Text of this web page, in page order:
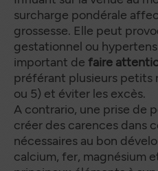
surcharge pondérale
grossesse. Elle peut
gestationnel ou
important de faire
préférant plusieurs petits
ou 5) et éviter les excès.
A contrario, une prise de
créer des carences dans
nécessaires au bon
calcium, fer, magnésium